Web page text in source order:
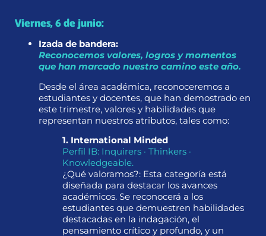
Viernes, 6 de junio:
Izada de bandera:
Reconocemos valores, logros y momentos
que han marcado nuestro camino este año.
Desde el área académica, reconoceremos a
estudiantes y docentes, que han demostrado en
este trimestre, valores y habilidades que
representan nuestros atributos, tales como:
1. International Minded
Perfil IB: Inquirers · Thinkers ·
Knowledgeable.
¿Qué valoramos?: Esta categoría está
diseñada para destacar los avances
académicos. Se reconocerá a los
estudiantes que demuestren habilidades
destacadas en la indagación, el
pensamiento crítico y profundo, y un